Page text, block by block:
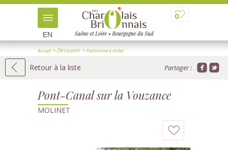
0
EN
Accueil> Découvrir> Patrimoine à visiter
Retour à la liste Partager :
Pont-Canal sur la Vouzance
MOLINET